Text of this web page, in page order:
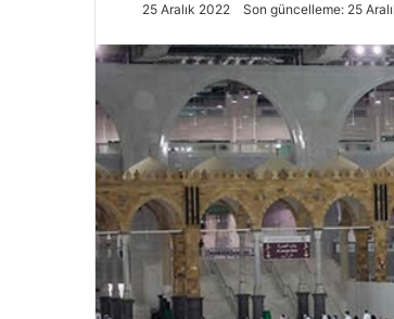
25 Aralık 2022 Son güncelleme: 25